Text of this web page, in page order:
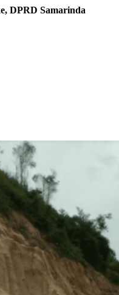
DPRD Samarinda